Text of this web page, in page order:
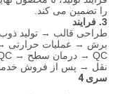
را تضمین می کند.
3. فرایند
برش → عملیات حرارتی
نقل → پس از فروش
سری 4